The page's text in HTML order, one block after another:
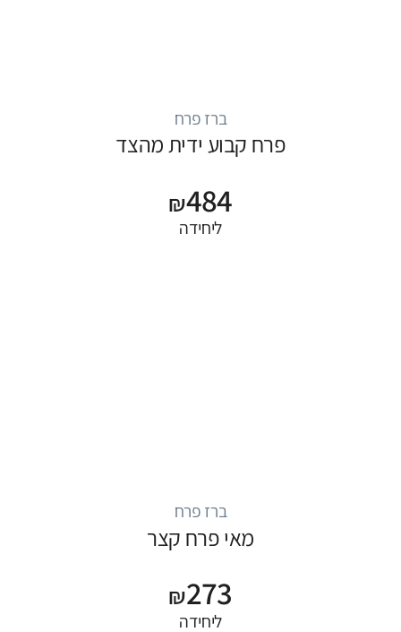
ברז פרח
פרח קבוע ידית מהצד
₪484
ליחידה
ברז פרח
מאי פרח קצר
₪273
ליחידה